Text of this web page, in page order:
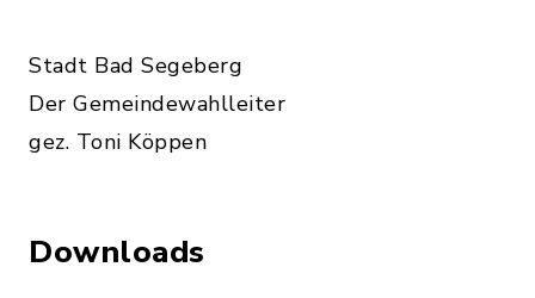
Stadt Bad Segeberg
Der Gemeindewahlleiter
gez. Toni Köppen
Downloads